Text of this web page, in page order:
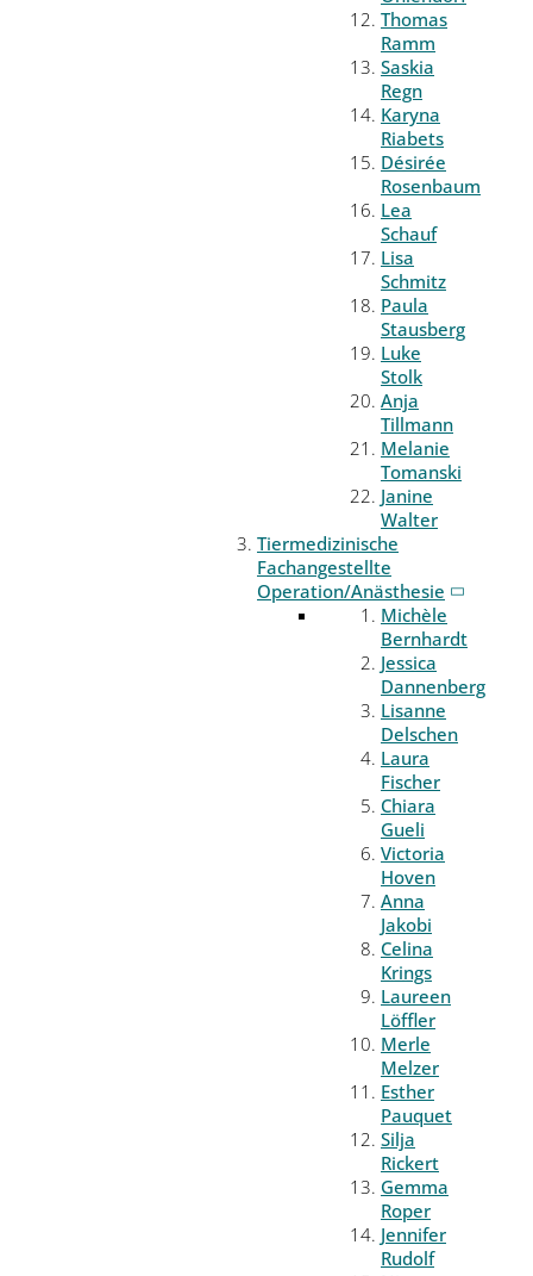
Thomas
Ramm
Saskia
Regn
Karyna
Riabets
Désirée
Rosenbaum
Lea
Schauf
Lisa
Schmitz
Paula
Stausberg
Luke
Stolk
Anja
Tillmann
Melanie
Tomanski
Janine
Walter
Tiermedizinische
Fachangestellte
Operation/Anästhesie
Michèle
Bernhardt
Jessica
Dannenberg
Lisanne
Delschen
Laura
Fischer
Chiara
Gueli
Victoria
Hoven
Anna
Jakobi
Celina
Krings
Laureen
Löffler
Merle
Melzer
Esther
Pauquet
Silja
Rickert
Gemma
Roper
Jennifer
Rudolf